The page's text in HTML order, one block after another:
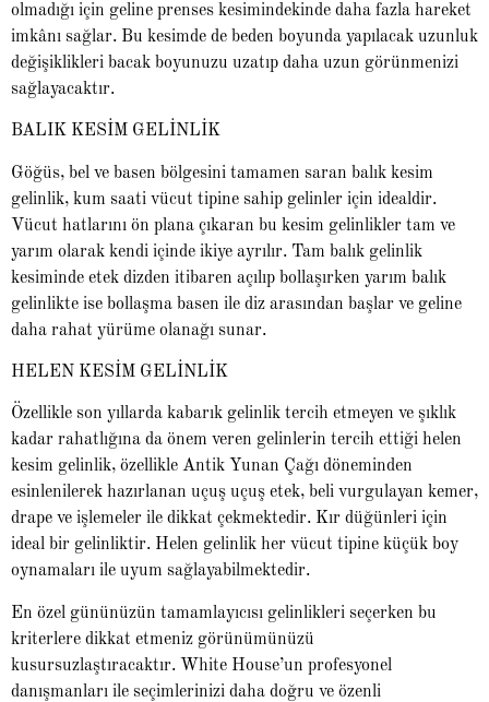
olmadığı için geline prenses kesimindekinde daha fazla hareket
imkânı sağlar. Bu kesimde de beden boyunda yapılacak uzunluk
değişiklikleri bacak boyunuzu uzatıp daha uzun görünmenizi
sağlayacaktır.
BALIK KESİM GELİNLİK
Göğüs, bel ve basen bölgesini tamamen saran balık kesim
gelinlik, kum saati vücut tipine sahip gelinler için idealdir.
Vücut hatlarını ön plana çıkaran bu kesim gelinlikler tam ve
yarım olarak kendi içinde ikiye ayrılır. Tam balık gelinlik
kesiminde etek dizden itibaren açılıp bollaşırken yarım balık
gelinlikte ise bollaşma basen ile diz arasından başlar ve geline
daha rahat yürüme olanağı sunar.
HELEN KESİM GELİNLİK
Özellikle son yıllarda kabarık gelinlik tercih etmeyen ve şıklık
kadar rahatlığına da önem veren gelinlerin tercih ettiği helen
kesim gelinlik, özellikle Antik Yunan Çağı döneminden
esinlenilerek hazırlanan uçuş uçuş etek, beli vurgulayan kemer,
drape ve işlemeler ile dikkat çekmektedir. Kır düğünleri için
ideal bir gelinliktir. Helen gelinlik her vücut tipine küçük boy
oynamaları ile uyum sağlayabilmektedir.
En özel gününüzün tamamlayıcısı gelinlikleri seçerken bu
kriterlere dikkat etmeniz görünümünüzü
kusursuzlaştıracaktır. White House’un profesyonel
danışmanları ile seçimlerinizi daha doğru ve özenli